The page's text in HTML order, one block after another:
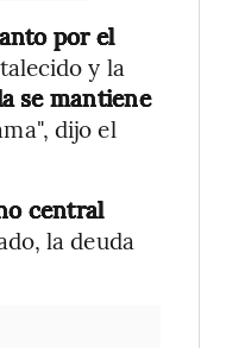
por el
y la
se mantiene
dijo el
central
la deuda